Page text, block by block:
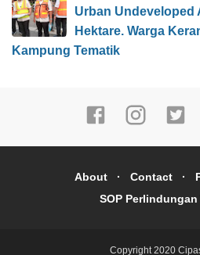
Urban Undeveloped
Hektare. Warga
Kampung Tematik
About Contact
SOP Perlindungan
Copyright 2020